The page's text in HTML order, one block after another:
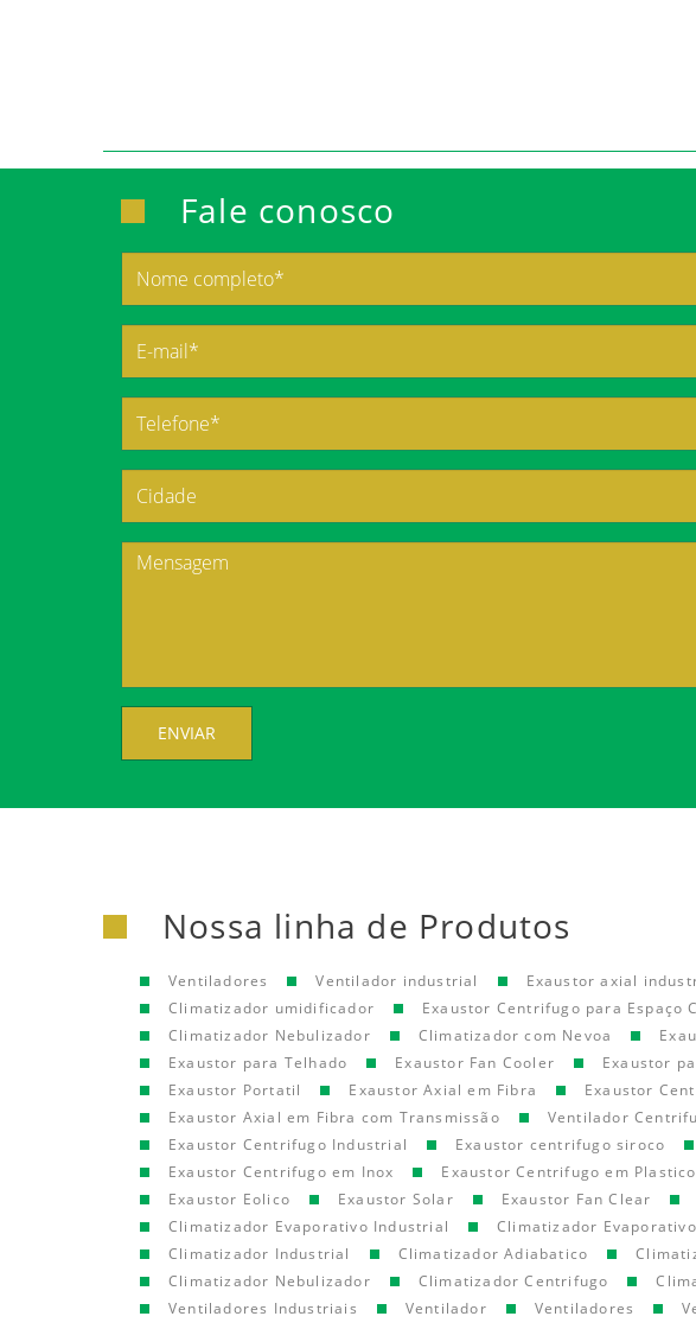
Fale conosco
ENVIAR
Nossa linha de Produtos
Ventiladores Ventilador industrial Exaustor axial
Climatizador umidificador
Exaustor Centrifugo para Espaço
Climatizador Nebulizador
Climatizador com Nevoa
Exaustor para Telhado
Exaustor Fan Cooler Exaustor
Exaustor Portatil
Exaustor Axial em Fibra Exaustor
Exaustor Axial em Fibra com Transmissão
Ventilador
Exaustor Centrifugo Industrial
Exaustor centrifugo siroco
Exaustor Centrifugo em Inox
Exaustor Centrifugo em Plastico
Exaustor Eolico
Exaustor Solar Exaustor Fan Clear
Climatizador Evaporativo Industrial
Climatizador
Climatizador Industrial
Climatizador Adiabatico
Climatizador Nebulizador
Climatizador Centrifugo
Ventiladores Industriais
Ventilador Ventiladores